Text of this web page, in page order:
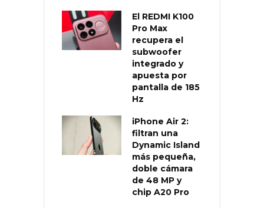
El REDMI K100
Pro Max
recupera el
subwoofer
integrado y
apuesta por
pantalla de 185
Hz
iPhone Air 2:
filtran una
Dynamic Island
más pequeña,
doble cámara
de 48 MP y
chip A20 Pro